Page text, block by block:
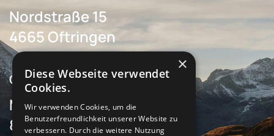
Nordstraße 15
4665 Oftringen
Öffnungszeiten
Montag bis Donnerstag
8 Uhr bis 17 Uhr
×
Diese Webseite verwendet
Cookies.
Wir verwenden Cookies, um die
Benutzerfreundlichkeit unserer Website zu
verbessern. Durch die weitere Nutzung